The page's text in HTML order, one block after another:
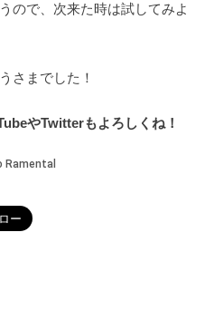
ので、次来た時は試してみよ
さまでした！
やTwitterもよろしくね！